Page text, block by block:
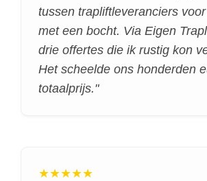
tussen trapliftleveranciers
met een bocht. Via Eigen
drie offertes die ik rustig kon
Het scheelde ons honderden
totaalprijs."
★★★★★